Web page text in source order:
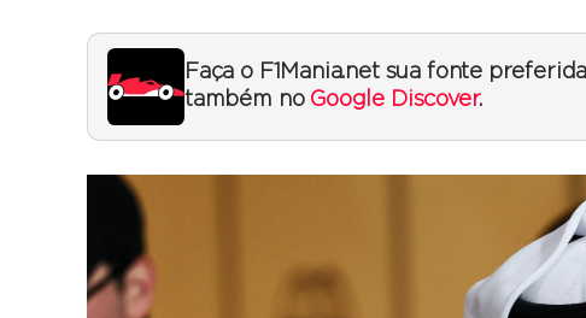
Faça o F1Mania.net sua fonte
também no Google Discover.